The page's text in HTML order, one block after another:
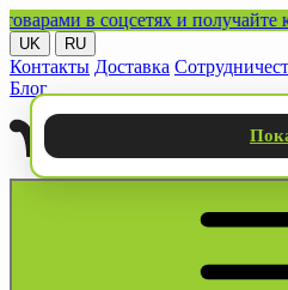
в соцсетях и получайте
UK RU
Контакты Доставка
Блог